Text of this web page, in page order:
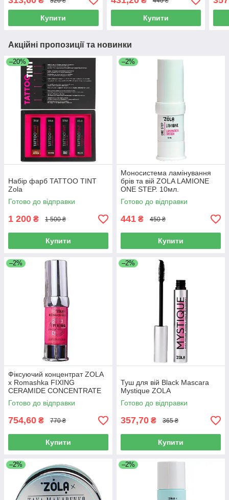
Купити Купити
Акційні пропозиції та новинки
–20%
Набір фарб TATTOO TINT
Zola
Готово до відправки
1 200 ₴ 1 500 ₴
Купити
–2%
Моносистема ламінування
брів та вій ZOLA LAMIONE
ONE STEP. 10мл.
Готово до відправки
441 ₴ 450 ₴
Купити
–2%
Фіксуючий концентрат ZOLA
x Romashka FIXING
CERAMIDE CONCENTRATE
15 мл.
Готово до відправки
754,60 ₴ 770 ₴
Купити
–2%
Туш для вій Black Mascara
Mystique ZOLA
Готово до відправки
357,70 ₴ 365 ₴
Купити
–2% –2%